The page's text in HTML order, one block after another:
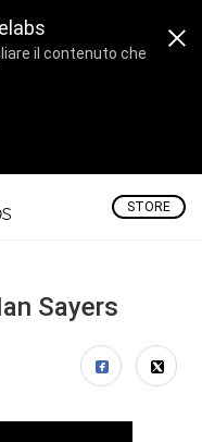
il contenuto che
STORE
Sayers